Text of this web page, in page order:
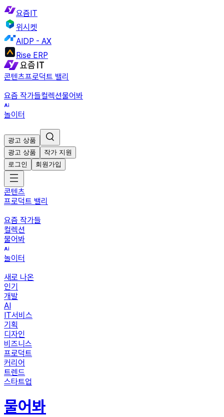
요즘IT
위시켓
AIDP - AX
Rise ERP
콘텐츠프로덕트 밸리
요즘 작가들컬렉션물어봐
놀이터
광고 상품
광고 상품
작가 지원
로그인
회원가입
콘텐츠
프로덕트 밸리
요즘 작가들
컬렉션
물어봐
놀이터
새로 나온
인기
개발
AI
IT서비스
기획
디자인
비즈니스
프로덕트
커리어
트렌드
스타트업
물어봐